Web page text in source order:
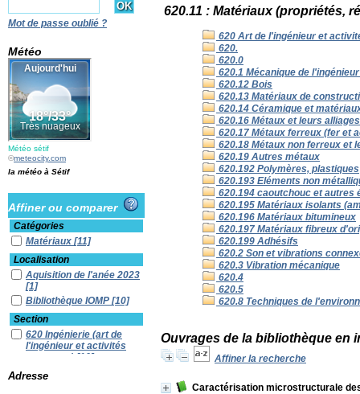
620.11 : Matériaux (propriétés,
620 Art de l'ingénieur et
620.
620.0
620.1 Mécanique de
620.12 Bois
620.13 Matériaux de
620.14 Céramique et
620.16 Métaux et leurs alliages
620.17 Métaux ferreux (fer et
620.18 Métaux non ferreux et
620.19 Autres métaux
620.192 Polymères, plastiques
620.193 Eléments non
620.194 caoutchouc et autres
620.195 Matériaux isolants
620.196 Matériaux bitumineux
620.197 Matériaux fibreux
620.199 Adhésifs
620.2 Son et vibrations
620.3 Vibration mécanique
620.4
620.5
620.8 Techniques de
Ouvrages de la bibliothèque en
Affiner la recherche
Caractérisation microstructurale
Mot de passe oublié ?
Météo
Météo sétif
©meteocity.com
la météo à Sétif
Affiner ou comparer
Catégories
Matériaux [11]
Localisation
Aquisition de l'anée 2023
[1]
Bibliothèque IOMP [10]
Section
620 Ingénierie (art de
l'ingénieur et activités
connexes) [10]
fond iomp
Adresse